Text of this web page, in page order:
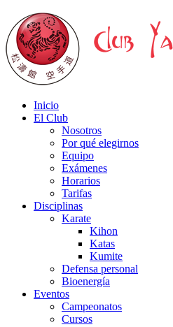
Inicio
El Club
Nosotros
Por qué elegirnos
Equipo
Exámenes
Horarios
Tarifas
Disciplinas
Karate
Kihon
Katas
Kumite
Defensa personal
Bioenergía
Eventos
Campeonatos
Cursos